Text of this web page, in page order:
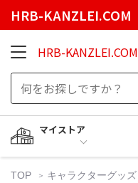
HRB-KANZLEI.COM
HRB-KANZLEI.COM
マイストア
TOP キャラクターグッズ